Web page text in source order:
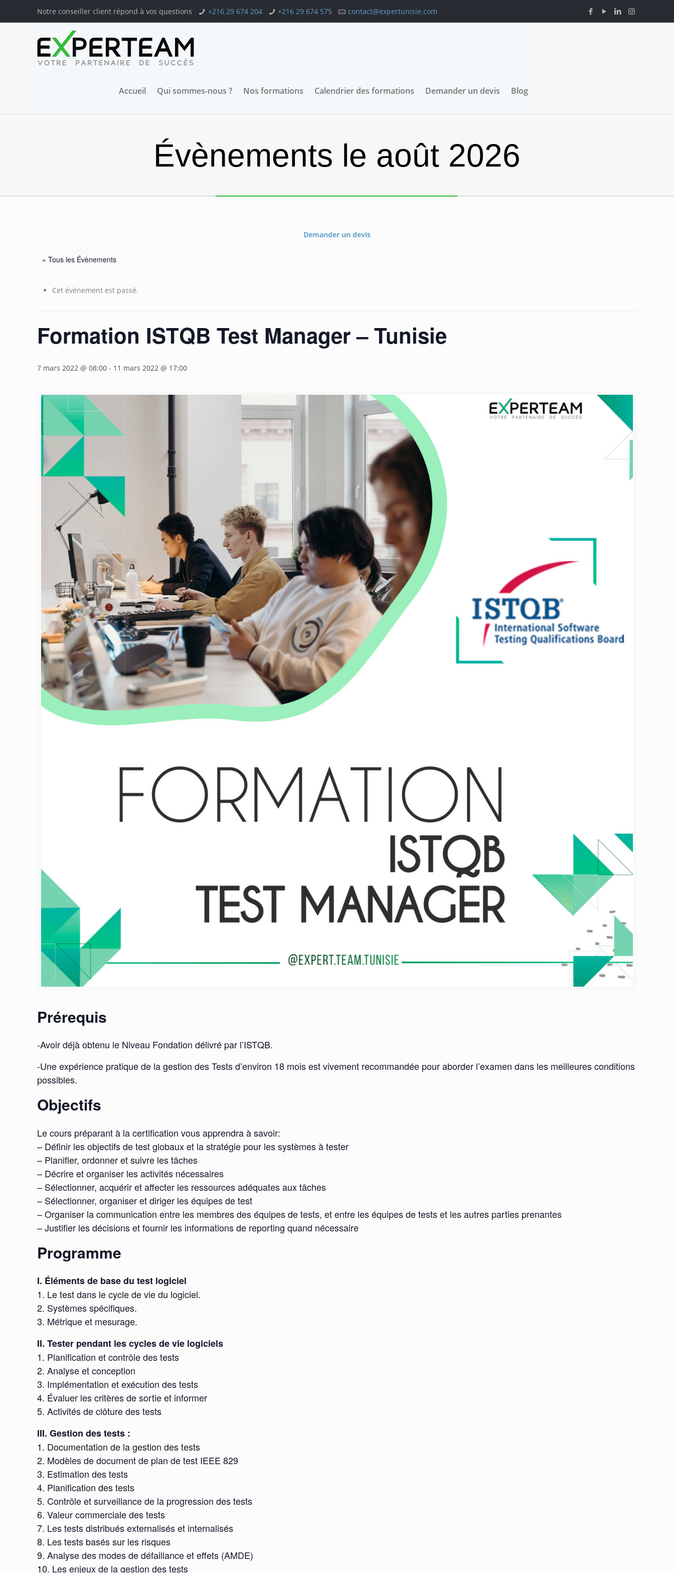
Notre conseiller client répond à vos questions +216 29 674 204 +216 29 674 575 contact@expertunisie.com
Accueil Qui sommes-nous ? Nos formations Calendrier des formations Demander un devis Blog
Évènements le août 2026
Demander un devis
« Tous les Évènements
Cet évènement est passé.
Formation ISTQB Test Manager – Tunisie
7 mars 2022 @ 08:00 - 11 mars 2022 @ 17:00
Prérequis
-Avoir déjà obtenu le Niveau Fondation délivré par l’ISTQB.
-Une expérience pratique de la gestion des Tests d’environ 18 mois est vivement recommandée pour aborder l’examen dans les meilleures conditions
possibles.
Objectifs
Le cours préparant à la certification vous apprendra à savoir:
– Définir les objectifs de test globaux et la stratégie pour les systèmes à tester
– Planifier, ordonner et suivre les tâches
– Décrire et organiser les activités nécessaires
– Sélectionner, acquérir et affecter les ressources adéquates aux tâches
– Sélectionner, organiser et diriger les équipes de test
– Organiser la communication entre les membres des équipes de tests, et entre les équipes de tests et les autres parties prenantes
– Justifier les décisions et fournir les informations de reporting quand nécessaire
Programme
I. Éléments de base du test logiciel
1. Le test dans le cycle de vie du logiciel.
2. Systèmes spécifiques.
3. Métrique et mesurage.
II. Tester pendant les cycles de vie logiciels
1. Planification et contrôle des tests
2. Analyse et conception
3. Implémentation et exécution des tests
4. Évaluer les critères de sortie et informer
5. Activités de clôture des tests
III. Gestion des tests :
1. Documentation de la gestion des tests
2. Modèles de document de plan de test IEEE 829
3. Estimation des tests
4. Planification des tests
5. Contrôle et surveillance de la progression des tests
6. Valeur commerciale des tests
7. Les tests distribués externalisés et internalisés
8. Les tests basés sur les risques
9. Analyse des modes de défaillance et effets (AMDE)
10. Les enjeux de la gestion des tests